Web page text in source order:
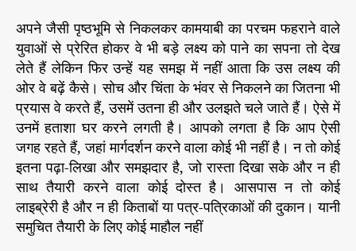
र्ट
फो
न
अपने जैसी पृष्ठभूमि से निकलकर कामयाबी का परचम फहराने वाले
युवाओं से प्रेरित होकर वे भी बड़े लक्ष्य को पाने का सपना तो देख
लेते हैं लेकिन फिर उन्हें यह समझ में नहीं आता कि उस लक्ष्य की
ओर वे बढ़ें कैसे। सोच और चिंता के भंवर से निकलने का जितना भी
प्रयास वे करते हैं, उसमें उतना ही और उलझते चले जाते हैं। ऐसे में
उनमें हताशा घर करने लगती है। आपको लगता है कि आप ऐसी
जगह रहते हैं, जहां मार्गदर्शन करने वाला कोई भी नहीं है। न तो कोई
इतना पढ़ा-लिखा और समझदार है, जो रास्ता दिखा सके और न ही
साथ तैयारी करने वाला कोई दोस्त है। आसपास न तो कोई
लाइब्रेरी है और न ही किताबों या पत्र-पत्रिकाओं की दुकान। यानी
समुचित तैयारी के लिए कोई माहौल नहीं